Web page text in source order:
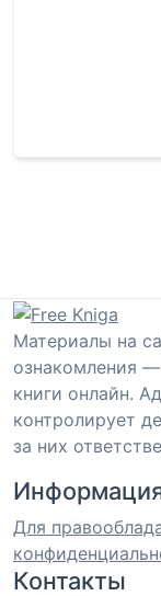
Материалы на
ознакомления
книги онлайн.
контролирует
за них
Для
Контакты